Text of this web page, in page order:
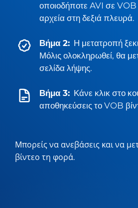
οποιοδήποτε AVI σε VOB
αρχεία στη δεξιά πλευρά.
Βήμα 2: Η μετατροπή
Μόλις ολοκληρωθεί, θα
σελίδα λήψης.
Βήμα 3: Κάνε κλικ στο
αποθηκεύσεις το VOB
Μπορείς να ανεβάσεις και να
βίντεο τη φορά.